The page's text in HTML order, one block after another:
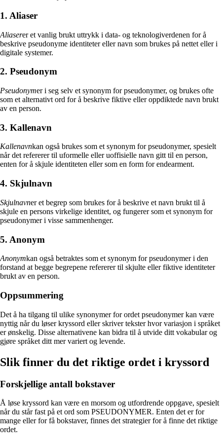
1. Aliaser
Aliaserer et vanlig brukt uttrykk i data- og teknologiverdenen for å
beskrive pseudonyme identiteter eller navn som brukes på nettet eller i
digitale systemer.
2. Pseudonym
Pseudonymer i seg selv et synonym for pseudonymer, og brukes ofte
som et alternativt ord for å beskrive fiktive eller oppdiktede navn brukt
av en person.
3. Kallenavn
Kallenavnkan også brukes som et synonym for pseudonymer, spesielt
når det refererer til uformelle eller uoffisielle navn gitt til en person,
enten for å skjule identiteten eller som en form for endearment.
4. Skjulnavn
Skjulnavner et begrep som brukes for å beskrive et navn brukt til å
skjule en persons virkelige identitet, og fungerer som et synonym for
pseudonymer i visse sammenhenger.
5. Anonym
Anonymkan også betraktes som et synonym for pseudonymer i den
forstand at begge begrepene refererer til skjulte eller fiktive identiteter
brukt av en person.
Oppsummering
Det å ha tilgang til ulike synonymer for ordet pseudonymer kan være
nyttig når du løser kryssord eller skriver tekster hvor variasjon i språket
er ønskelig. Disse alternativene kan bidra til å utvide ditt vokabular og
gjøre språket ditt mer variert og levende.
Slik finner du det riktige ordet i kryssord
Forskjellige antall bokstaver
Å løse kryssord kan være en morsom og utfordrende oppgave, spesielt
når du står fast på et ord som PSEUDONYMER. Enten det er for
mange eller for få bokstaver, finnes det strategier for å finne det riktige
ordet.